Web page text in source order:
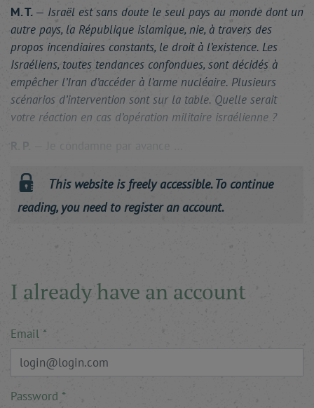
M. T. — Israël est sans doute le seul pays au monde dont un
autre pays, la République islamique, nie, à travers des
propos incendiaires constants, le droit à l’existence. Les
Israéliens, toutes tendances confondues, sont décidés à
empêcher l’Iran d’accéder à l’arme nucléaire. Plusieurs
scénarios d’intervention sont sur la table. Quelle serait
votre réaction en cas d’opération militaire israélienne ?
R. P.
— Je condamne par avance …
This website is freely accessible. To continue
reading, you need to register an account.
I already have an account
Email
Password